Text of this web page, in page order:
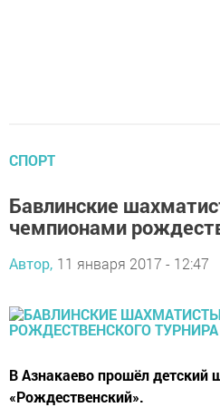
СПОРТ
Бавлинские
чемпионами
Автор, 11 января 2017 - 12:47
В Азнакаево прошёл детский
«Рождественский».